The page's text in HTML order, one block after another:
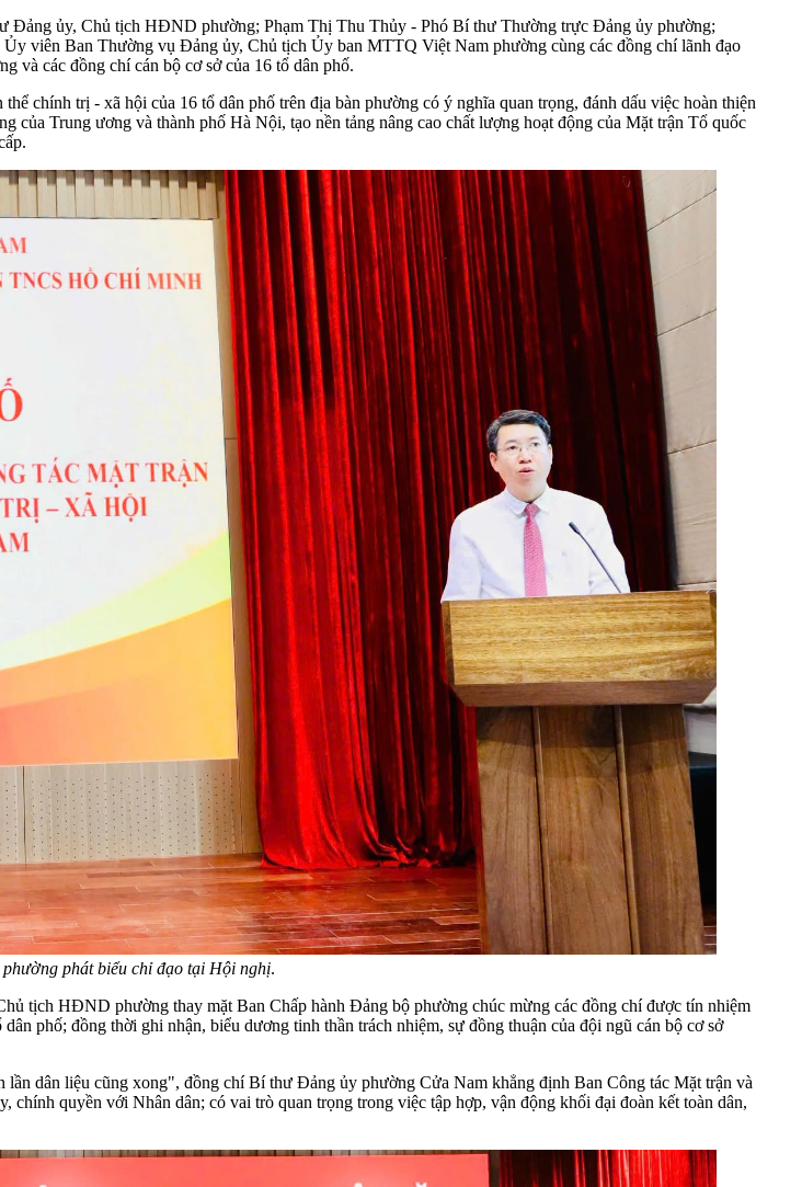
Đảng ủy, Chủ tịch HĐND phường; Phạm Thị Thu Thủy - Phó Bí thư Thường trực Đảng ủy phường;
viên Ban Thường vụ Đảng ủy, Chủ tịch Ủy ban MTTQ Việt Nam phường cùng các đồng chí lãnh đạo
và các đồng chí cán bộ cơ sở của 16 tổ dân phố.
chính trị - xã hội của 16 tổ dân phố trên địa bàn phường có ý nghĩa quan trọng, đánh dấu việc hoàn thiện
của Trung ương và thành phố Hà Nội, tạo nền tảng nâng cao chất lượng hoạt động của Mặt trận Tổ quốc
phát biểu chỉ đạo tại Hội nghị.
tịch HĐND phường thay mặt Ban Chấp hành Đảng bộ phường chúc mừng các đồng chí được tín nhiệm
phố; đồng thời ghi nhận, biểu dương tinh thần trách nhiệm, sự đồng thuận của đội ngũ cán bộ cơ sở
dân liệu cũng xong", đồng chí Bí thư Đảng ủy phường Cửa Nam khẳng định Ban Công tác Mặt trận và
quyền với Nhân dân; có vai trò quan trọng trong việc tập hợp, vận động khối đại đoàn kết toàn dân,